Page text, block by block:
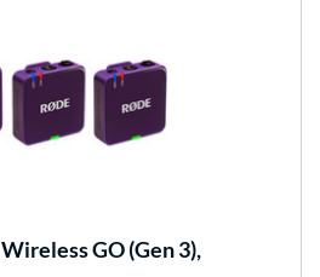
Wireless GO (Gen 3),